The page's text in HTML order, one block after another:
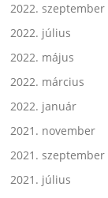
2022. szeptember
2022. július
2022. május
2022. március
2022. január
2021. november
2021. szeptember
2021. július